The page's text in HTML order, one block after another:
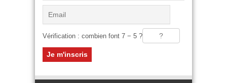
Vérification : combien font 7 − 5 ?